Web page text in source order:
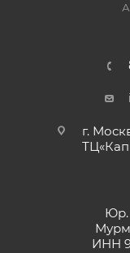
г.
Юр.
ИНН